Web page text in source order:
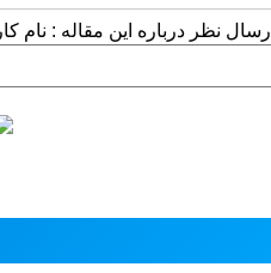
ارسال نظر درباره این مقاله : نام